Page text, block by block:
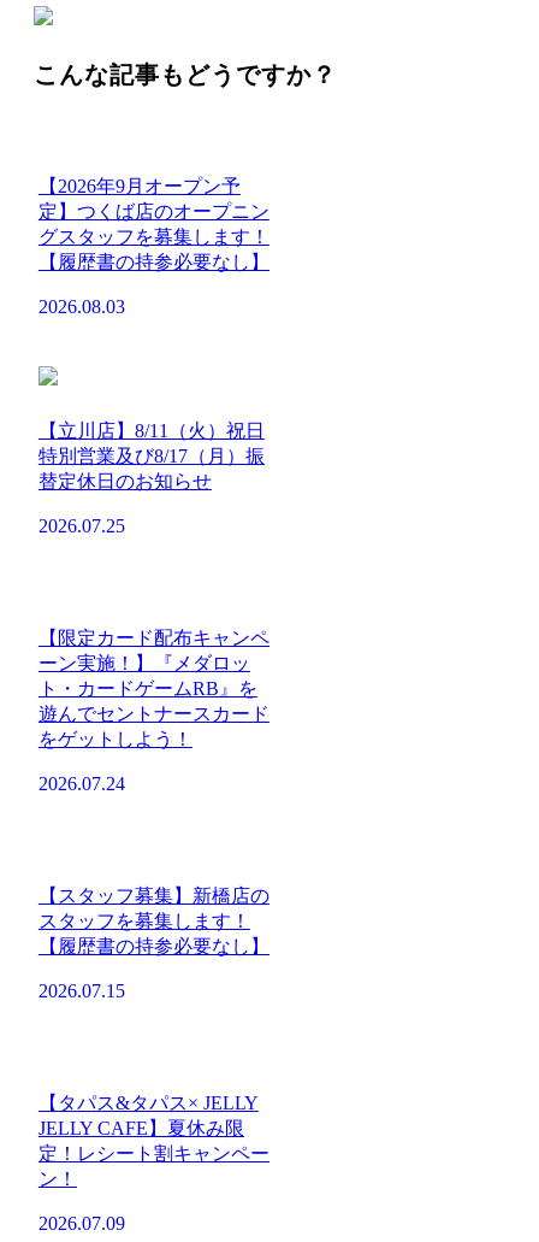
こんな記事もどうですか？
【2026年9月オープン予
定】つくば店のオープニン
グスタッフを募集します！
【履歴書の持参必要なし】
2026.08.03
【立川店】8/11（火）祝日
特別営業及び8/17（月）振
替定休日のお知らせ
2026.07.25
【限定カード配布キャンペ
ーン実施！】『メダロッ
ト・カードゲームRB』を
遊んでセントナースカード
をゲットしよう！
2026.07.24
【スタッフ募集】新橋店の
スタッフを募集します！
【履歴書の持参必要なし】
2026.07.15
【タパス&タパス× JELLY
JELLY CAFE】夏休み限
定！レシート割キャンペー
ン！
2026.07.09